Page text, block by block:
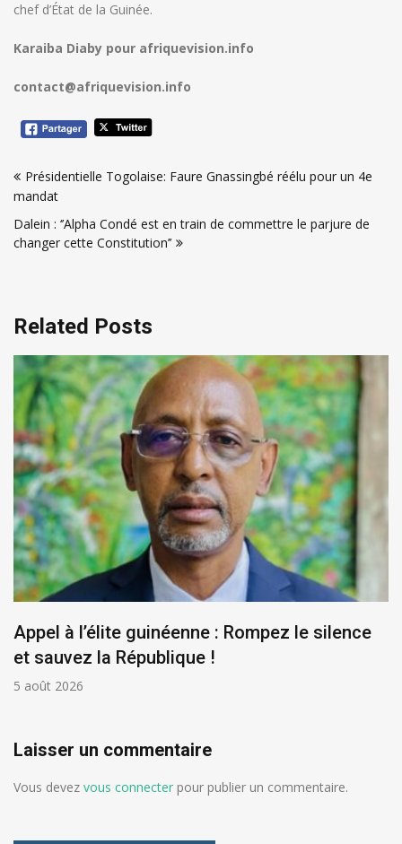
chef d’État de la Guinée.
Karaiba Diaby pour afriquevision.info
contact@afriquevision.info
de
l’article
Présidentielle Togolaise: Faure Gnassingbé réélu pour un 4e
mandat
Dalein : ‘’Alpha Condé est en train de commettre le parjure de
changer cette Constitution’’
Related Posts
Appel à l’élite guinéenne : Rompez le silence
et sauvez la République !
5 août 2026
Laisser un commentaire
Vous devez vous connecter pour publier un commentaire.